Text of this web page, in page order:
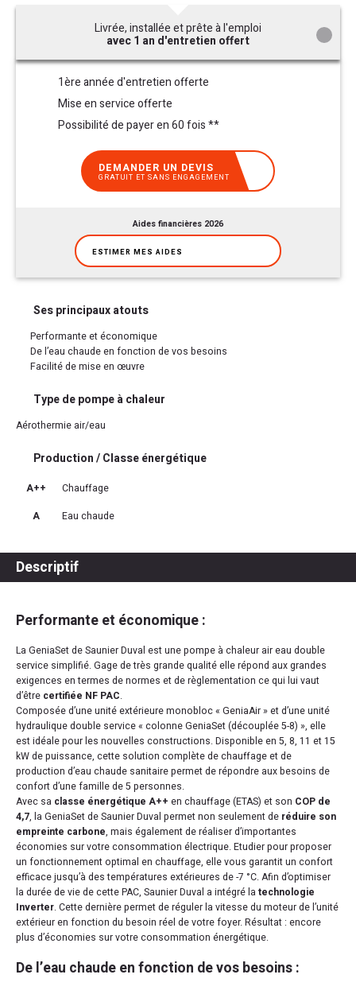
Livrée, installée et prête à l'emploi
avec 1 an d'entretien offert
1ère année d'entretien offerte
Mise en service offerte
Possibilité de payer en 60 fois **
DEMANDER UN DEVIS
GRATUIT ET SANS ENGAGEMENT
Aides financières 2026
ESTIMER MES AIDES
Ses principaux atouts
Performante et économique
De l’eau chaude en fonction de vos besoins
Facilité de mise en œuvre
Type de pompe à chaleur
Aérothermie air/eau
Production / Classe énergétique
A++
Chauffage
A
Eau chaude
Descriptif
Performante et économique :
La GeniaSet de Saunier Duval est une pompe à chaleur air eau double
service simplifié. Gage de très grande qualité elle répond aux grandes
exigences en termes de normes et de règlementation ce qui lui vaut
d’être certifiée NF PAC.
Composée d’une unité extérieure monobloc « GeniaAir » et d’une unité
hydraulique double service « colonne GeniaSet (découplée 5-8) », elle
est idéale pour les nouvelles constructions. Disponible en 5, 8, 11 et 15
kW de puissance, cette solution complète de chauffage et de
production d’eau chaude sanitaire permet de répondre aux besoins de
confort d’une famille de 5 personnes.
Avec sa classe énergétique A++ en chauffage (ETAS) et son COP de
4,7, la GeniaSet de Saunier Duval permet non seulement de réduire son
empreinte carbone, mais également de réaliser d’importantes
économies sur votre consommation électrique. Etudier pour proposer
un fonctionnement optimal en chauffage, elle vous garantit un confort
efficace jusqu’à des températures extérieures de -7 °C. Afin d’optimiser
la durée de vie de cette PAC, Saunier Duval a intégré la technologie
Inverter. Cette dernière permet de réguler la vitesse du moteur de l’unité
extérieur en fonction du besoin réel de votre foyer. Résultat : encore
plus d’économies sur votre consommation énergétique.
De l’eau chaude en fonction de vos besoins :